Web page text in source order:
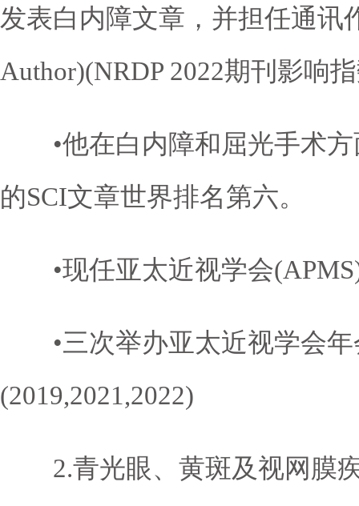
发表白内障文章，并担任通讯
Author)(NRDP 2022期刊影响
•他在白内障和屈光手术方
的SCI文章世界排名第六。
•现任亚太近视学会
•三次举办亚太近视学会年
(2019,2021,2022)
2.青光眼、黄斑及视网膜疾